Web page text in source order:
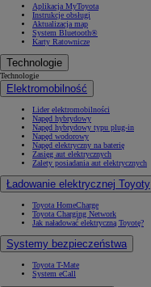
Aplikacja MyToyota
Instrukcje obsługi
Aktualizacja map
System Bluetooth®
Karty Ratownicze
Technologie
Technologie
Elektromobilność
Lider elektromobilności
Napęd hybrydowy
Napęd hybrydowy typu plug-in
Napęd wodorowy
Napęd elektryczny na baterię
Zasięg aut elektrycznych
Zalety posiadania aut elektrycznych
Ładowanie elektrycznej Toyoty
Toyota HomeCharge
Toyota Charging Network
Jak naładować elektryczną Toyotę?
Systemy bezpieczeństwa
Toyota T-Mate
System eCall